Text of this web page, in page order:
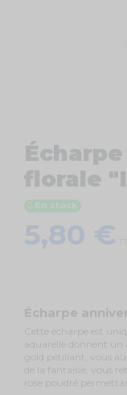
florale
En stock
5,80 €
Écharpe
Cette écharpe est
aquarelle donnent un
gold pétillant, vous
de la fantaisie, vous
rose poudré